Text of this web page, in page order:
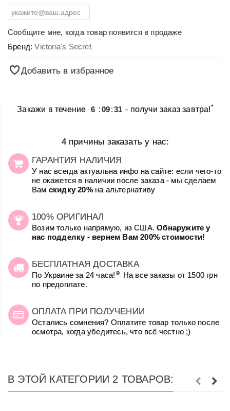
Сообщите мне, когда товар появится в продаже
Бренд:Victoria's Secret
Добавить в избранное
Закажи в течение 6 :09:31 - получи заказ завтра!*
4 причины заказать у нас:
ГАРАНТИЯ НАЛИЧИЯ
У нас всегда актуальна инфо на сайте: если чего-то
не окажется в наличии после заказа - мы сделаем
Вам скидку 20%на альтернативу
100% ОРИГИНАЛ
Возим только напрямую, из США.Обнаружите у
нас подделку - вернем Вам 200% стоимости!
БЕСПЛАТНАЯ ДОСТАВКА
По Украине за 24 часа! ☺
На все заказы от 1500 грн
по предоплате.
ОПЛАТА ПРИ ПОЛУЧЕНИИ
Остались сомнения? Оплатите товар только после
осмотра, когда убедитесь, что всё честно ;)
В ЭТОЙ КАТЕГОРИИ 2 ТОВАРОВ: